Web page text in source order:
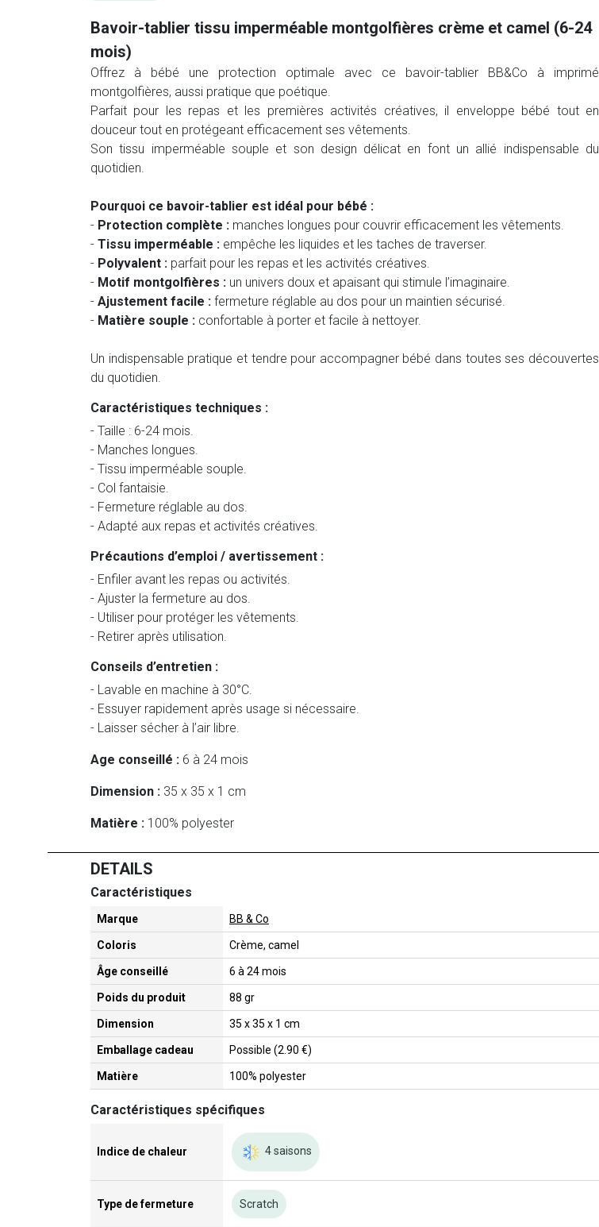
Bavoir-tablier tissu imperméable montgolfières crème et camel (6-24
mois)
Offrez à bébé une protection optimale avec ce bavoir-tablier BB&Co à imprimé
montgolfières, aussi pratique que poétique.
Parfait pour les repas et les premières activités créatives, il enveloppe bébé tout en
douceur tout en protégeant efficacement ses vêtements.
Son tissu imperméable souple et son design délicat en font un allié indispensable du
quotidien.
Pourquoi ce bavoir-tablier est idéal pour bébé :
- Protection complète : manches longues pour couvrir efficacement les vêtements.
- Tissu imperméable : empêche les liquides et les taches de traverser.
- Polyvalent : parfait pour les repas et les activités créatives.
- Motif montgolfières : un univers doux et apaisant qui stimule l’imaginaire.
- Ajustement facile : fermeture réglable au dos pour un maintien sécurisé.
- Matière souple : confortable à porter et facile à nettoyer.
Un indispensable pratique et tendre pour accompagner bébé dans toutes ses découvertes
du quotidien.
Caractéristiques techniques :
- Taille : 6-24 mois.
- Manches longues.
- Tissu imperméable souple.
- Col fantaisie.
- Fermeture réglable au dos.
- Adapté aux repas et activités créatives.
Précautions d’emploi / avertissement :
- Enfiler avant les repas ou activités.
- Ajuster la fermeture au dos.
- Utiliser pour protéger les vêtements.
- Retirer après utilisation.
Conseils d’entretien :
- Lavable en machine à 30°C.
- Essuyer rapidement après usage si nécessaire.
- Laisser sécher à l’air libre.
Age conseillé : 6 à 24 mois
Dimension : 35 x 35 x 1 cm
Matière : 100% polyester
DETAILS
Caractéristiques
Marque BB & Co
Coloris Crème, camel
Âge conseillé 6 à 24 mois
Poids du produit 88 gr
Dimension 35 x 35 x 1 cm
Emballage cadeau Possible (2.90 €)
Matière 100% polyester
Caractéristiques spécifiques
Indice de chaleur 4 saisons
Type de fermeture Scratch